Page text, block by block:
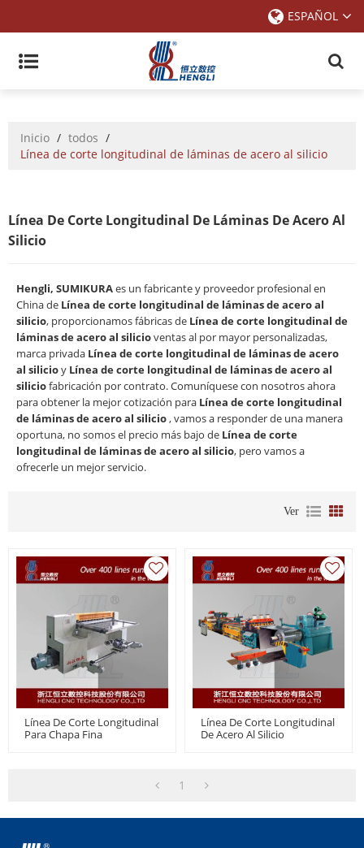
ESPAÑOL
Inicio / todos /
Línea de corte longitudinal de láminas de acero al silicio
Línea De Corte Longitudinal De Láminas De Acero Al
Silicio
Hengli, SUMIKURAes un fabricante y proveedor profesional en
China de Línea de corte longitudinal de láminas de acero al
silicio, proporcionamos fábricas de Línea de corte longitudinal de
láminas de acero al silicioventas al por mayor personalizadas,
marca privada Línea de corte longitudinal de láminas de acero
al silicioy Línea de corte longitudinal de láminas de acero al
siliciofabricación por contrato. Comuníquese con nosotros ahora
para obtener la mejor cotización para Línea de corte longitudinal
de láminas de acero al silicio, vamos a responder de una manera
oportuna, no somos el precio más bajo de Línea de corte
longitudinal de láminas de acero al silicio, pero vamos a
ofrecerle un mejor servicio.
Ver
Línea De Corte Longitudinal
Para Chapa Fina
Línea De Corte Longitudinal
De Acero Al Silicio
1